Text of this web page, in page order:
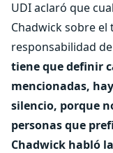
UDI aclaró que
Chadwick sobre el
responsabilidad de
tiene que definir
mencionadas,
silencio, porque
personas que
Chadwick habló